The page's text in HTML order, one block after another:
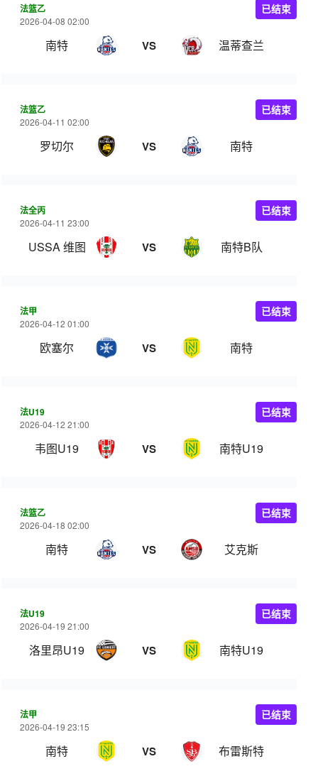
法篮乙
2026-04-08 02:00
南特 VS 温蒂查兰
已结束
法篮乙
2026-04-11 02:00
罗切尔 VS 南特
已结束
法全丙
2026-04-11 23:00
USSA 维图 VS 南特B队
已结束
法甲
2026-04-12 01:00
欧塞尔 VS 南特
已结束
法U19
2026-04-12 21:00
韦图U19 VS 南特U19
已结束
法篮乙
2026-04-18 02:00
南特 VS 艾克斯
已结束
法U19
2026-04-19 21:00
洛里昂U19 VS 南特U19
已结束
法甲
2026-04-19 23:15
南特 VS 布雷斯特
已结束